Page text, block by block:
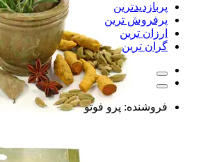
فلــه ای فلــه ای
پربازدیدترین
پرفروش ترین
ارزان ترین
گران ترین
فروشنده: پرو فوتو